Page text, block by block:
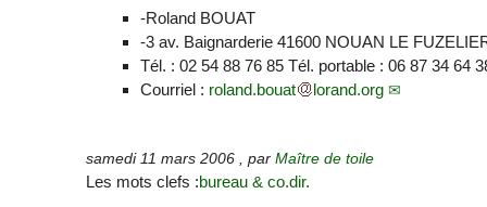
-Roland BOUAT
-3 av. Baignarderie 41600 NOUAN LE
Tél. : 02 54 88 76 85 Tél. portable : 06 87 34 64
Courriel : roland.bouat lorand.org
samedi 11 mars 2006 ,parMaître de toile
Les mots clefs :bureau & co.dir.